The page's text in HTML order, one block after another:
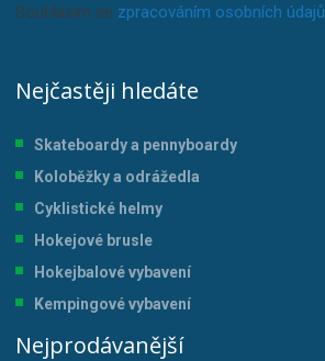
Souhlasím se zpracováním osobních údajů
Nejčastěji hledáte
Skateboardy a pennyboardy
Koloběžky a odrážedla
Cyklistické helmy
Hokejové brusle
Hokejbalové vybavení
Kempingové vybavení
Nejprodávanější